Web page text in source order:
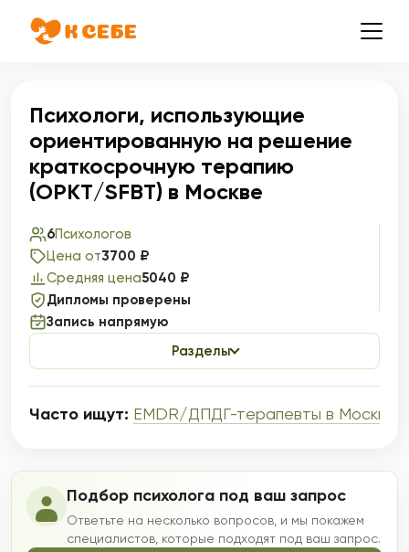
Психологи, использующие
ориентированную на решение
краткосрочную терапию
(ОРКТ/SFBT) в Москве
6Психологов
Цена от3700 ₽
Средняя цена5040 ₽
Дипломы проверены
Запись напрямую
Разделы
Часто ищут: EMDR/ДПДГ-терапевты в Москве
Подбор психолога под ваш запрос
Ответьте на несколько вопросов, и мы покажем
специалистов, которые подходят под ваш запрос.